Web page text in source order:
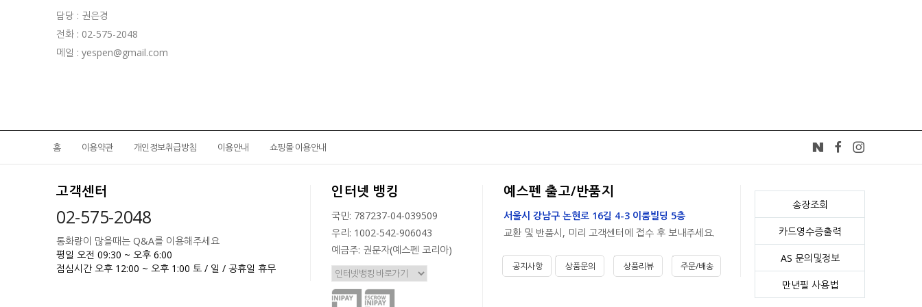
담당 : 권은경
전화 : 02-575-2048
메일 : yespen@gmail.com
홈 이용약관 개인정보취급방침 이용안내 쇼핑몰 이용안내
고객센터
02-575-2048
통화량이 많을때는 Q&A를 이용해주세요
평일 오전 09:30 ~ 오후 6:00
점심시간 오후 12:00 ~ 오후 1:00 토 / 일 / 공휴일 휴무
인터넷 뱅킹
국민: 787237-04-039509
우리: 1002-542-906043
예금주: 권문자(예스펜 코리아)
예스펜 출고/반품지
서울시 강남구 논현로 16길 4-3 이룸빌딩 5층
교환 및 반품시, 미리 고객센터에 접수 후 보내주세요.
공지사항 상품문의 상품리뷰 주문/배송
송장조회
카드영수증출력
AS 문의및정보
만년필 사용법